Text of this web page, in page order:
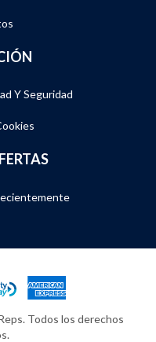
Y Seguridad
Todos los derechos